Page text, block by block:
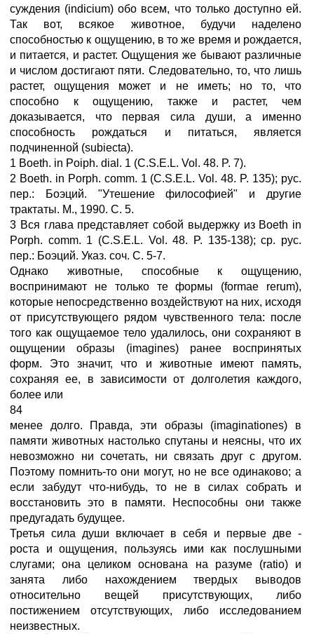
суждения (indicium) обо всем, что только доступно ей.
Так вот, всякое животное, будучи наделено
способностью к ощущению, в то же время и рождается,
и питается, и растет. Ощущения же бывают различные
и числом достигают пяти. Следовательно, то, что лишь
растет, ощущения может и не иметь; но то, что
способно к ощущению, также и растет, чем
доказывается, что первая сила души, а именно
способность рождаться и питаться, является
подчиненной (subiecta).
1 Boeth. in Poiph. dial. 1 (C.S.E.L. Vol. 48. P. 7).
2 Boeth. in Porph. comm. 1 (C.S.E.L. Vol. 48. P. 135); рус.
пер.: Боэций. "Утешение философией" и другие
трактаты. М., 1990. С. 5.
3 Вся глава представляет собой выдержку из Boeth in
Porph. comm. 1 (C.S.E.L. Vol. 48. P. 135-138); ср. рус.
пер.: Боэций. Указ. соч. С. 5-7.
Однако животные, способные к ощущению,
воспринимают не только те формы (formae rerum),
которые непосредственно воздействуют на них, исходя
от присутствующего рядом чувственного тела: после
того как ощущаемое тело удалилось, они сохраняют в
ощущении образы (imagines) ранее воспринятых
форм. Это значит, что и животные имеют память,
сохраняя ее, в зависимости от долголетия каждого,
более или
84
менее долго. Правда, эти образы (imaginationes) в
памяти животных настолько спутаны и неясны, что их
невозможно ни сочетать, ни связать друг с другом.
Поэтому помнить-то они могут, но не все одинаково; а
если забудут что-нибудь, то не в силах собрать и
восстановить это в памяти. Неспособны они также
предугадать будущее.
Третья сила души включает в себя и первые две -
роста и ощущения, пользуясь ими как послушными
слугами; она целиком основана на разуме (ratio) и
занята либо нахождением твердых выводов
относительно вещей присутствующих, либо
постижением отсутствующих, либо исследованием
неизвестных.